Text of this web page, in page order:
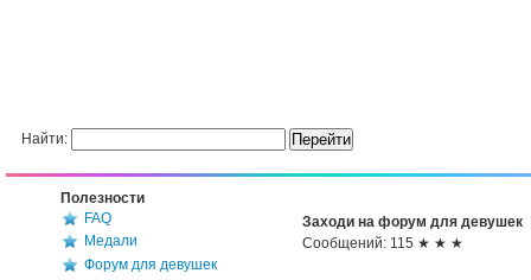
Найти:
Полезности
FAQ
Медали
Форум для девушек
Заходи на форум для девушек
Сообщений: 115 ★ ★ ★